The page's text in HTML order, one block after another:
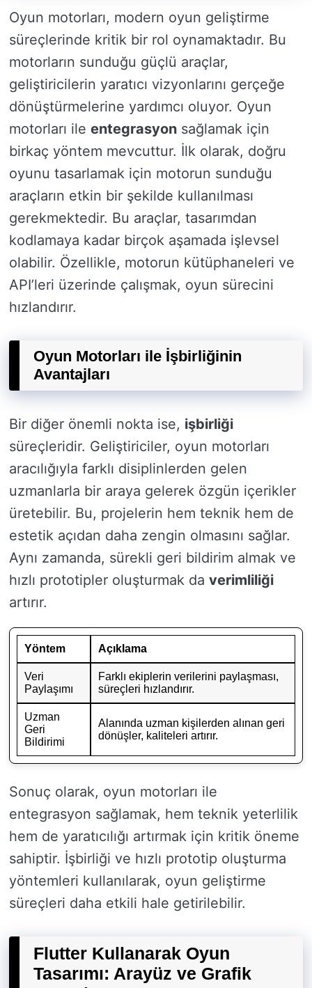
Oyun motorları, modern oyun geliştirme
süreçlerinde kritik bir rol oynamaktadır. Bu
motorların sunduğu güçlü araçlar,
geliştiricilerin yaratıcı vizyonlarını gerçeğe
dönüştürmelerine yardımcı oluyor. Oyun
motorları ile entegrasyon sağlamak için
birkaç yöntem mevcuttur. İlk olarak, doğru
oyunu tasarlamak için motorun sunduğu
araçların etkin bir şekilde kullanılması
gerekmektedir. Bu araçlar, tasarımdan
kodlamaya kadar birçok aşamada işlevsel
olabilir. Özellikle, motorun kütüphaneleri ve
API’leri üzerinde çalışmak, oyun sürecini
hızlandırır.
Oyun Motorları ile İşbirliğinin
Avantajları
Bir diğer önemli nokta ise, işbirliği
süreçleridir. Geliştiriciler, oyun motorları
aracılığıyla farklı disiplinlerden gelen
uzmanlarla bir araya gelerek özgün içerikler
üretebilir. Bu, projelerin hem teknik hem de
estetik açıdan daha zengin olmasını sağlar.
Aynı zamanda, sürekli geri bildirim almak ve
hızlı prototipler oluşturmak da verimliliği
artırır.
Yöntem Açıklama
Veri
Paylaşımı
Farklı ekiplerin verilerini paylaşması,
süreçleri hızlandırır.
Uzman
Geri
Bildirimi
Alanında uzman kişilerden alınan geri
dönüşler, kaliteleri artırır.
Sonuç olarak, oyun motorları ile
entegrasyon sağlamak, hem teknik yeterlilik
hem de yaratıcılığı artırmak için kritik öneme
sahiptir. İşbirliği ve hızlı prototip oluşturma
yöntemleri kullanılarak, oyun geliştirme
süreçleri daha etkili hale getirilebilir.
Flutter Kullanarak Oyun
Tasarımı: Arayüz ve Grafik